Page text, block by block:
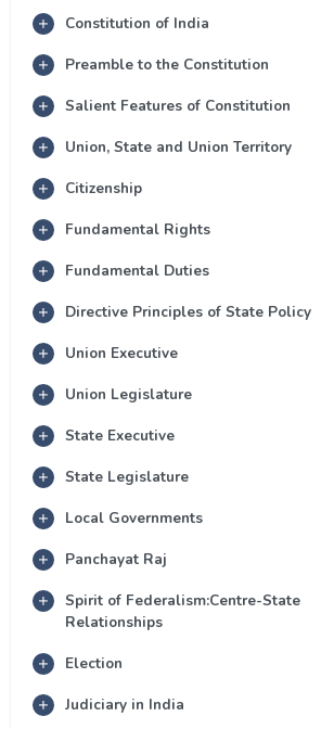
Constitution of India
Preamble to the Constitution
Salient Features of Constitution
Union, State and Union Territory
Citizenship
Fundamental Rights
Fundamental Duties
Directive Principles of State Policy
Union Executive
Union Legislature
State Executive
State Legislature
Local Governments
Panchayat Raj
Spirit of Federalism:Centre-State
Relationships
Election
Judiciary in India